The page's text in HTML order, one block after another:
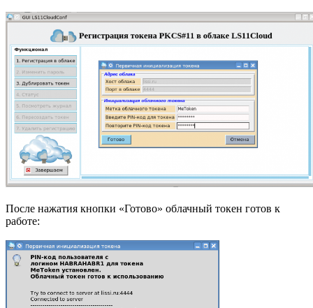
После нажатия кнопки «Готово» облачный токен готов к
работе: